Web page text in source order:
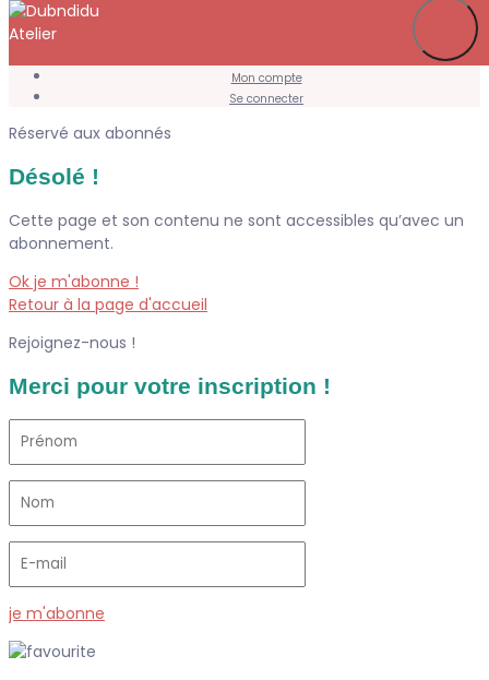
Mon compte
Se connecter
Réservé aux abonnés
Désolé !
Cette page et son contenu ne sont accessibles qu’avec un
abonnement.
Ok je m'abonne !
Retour à la page d'accueil
Rejoignez-nous !
Merci pour votre inscription !
je m'abonne